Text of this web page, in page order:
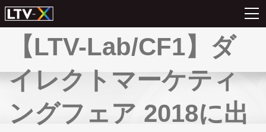
【LTV-Lab/CF1】ダ
イレクトマーケティ
ングフェア 2018に出